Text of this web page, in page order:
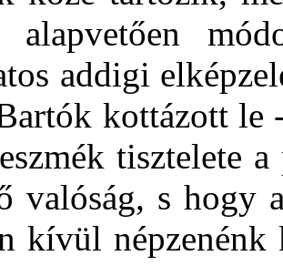
alapvetően
addigi
kottázott le
tisztelete
valóság, s hogy
kívül népzenénk